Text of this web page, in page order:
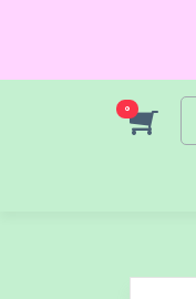
0